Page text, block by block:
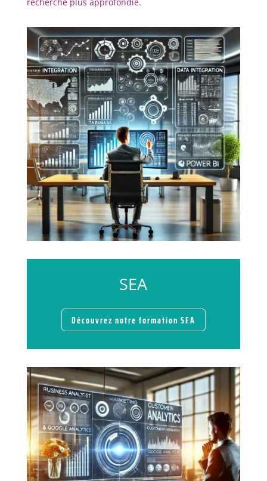
recherche plus approfondie.
SEA
Découvrez notre formation SEA